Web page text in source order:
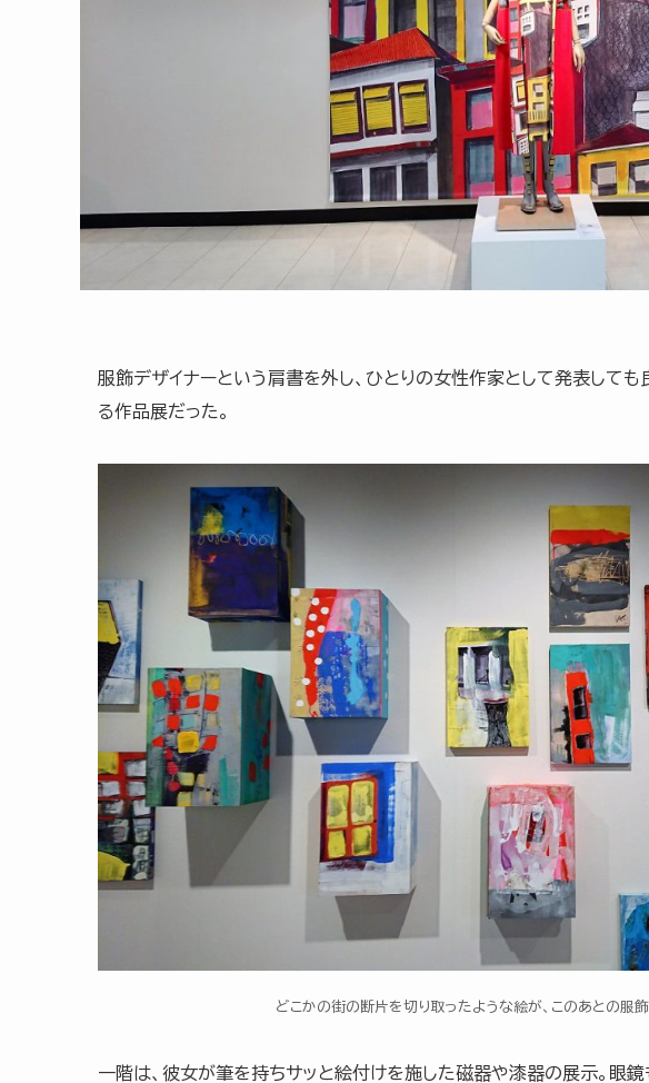
服飾デザイナーという肩書を外し、ひとりの女性作家として発表して
る作品展だった。
どこかの街の断片を切り取ったような絵が、このあとの服飾
一階は、彼女が筆を持ちサッと絵付けを施した磁器や漆器の展示。眼